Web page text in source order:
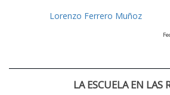
Lorenzo Ferrero Muñoz
LA ESCUELA EN LAS